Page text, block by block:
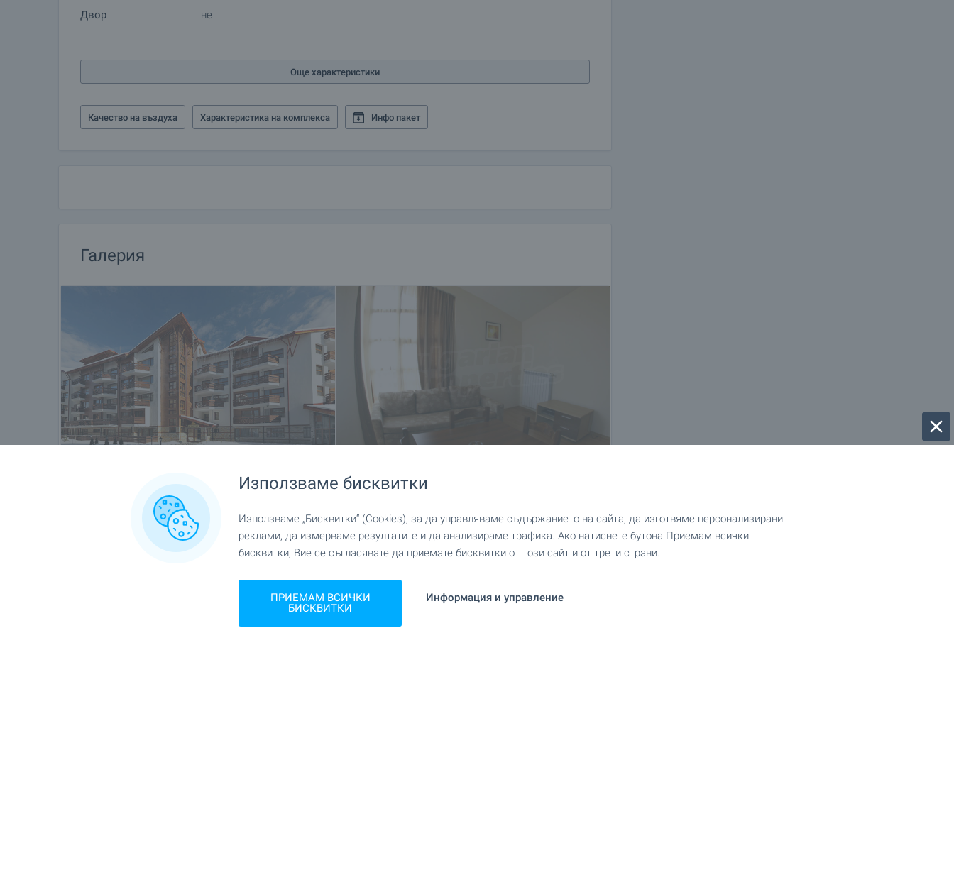
Двор не
Още характеристики
Качество на въздуха Характеристика на комплекса Инфо пакет
Галерия
Използваме бисквитки
Използваме „Бисквитки“ (Cookies), за да управляваме съдържанието на сайта, да изготвяме персонализирани
реклами, да измерваме резултатите и да анализираме трафика. Ако натиснете бутона Приемам всички
бисквитки, Вие се съгласявате да приемате бисквитки от този сайт и от трети страни.
ПРИЕМАМ ВСИЧКИ
БИСКВИТКИ
Информация и управление